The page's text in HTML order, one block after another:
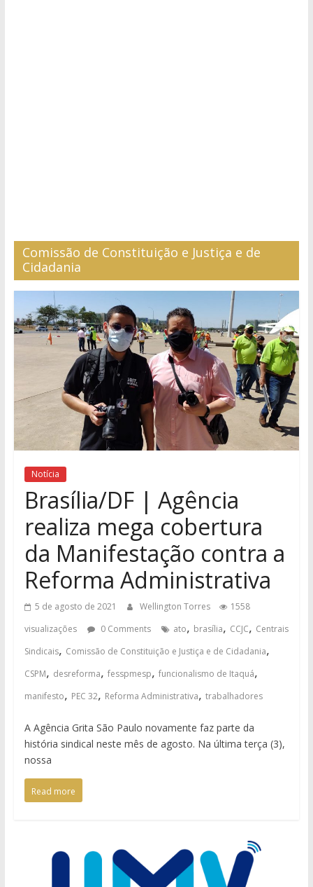
Comissão de Constituição e Justiça e de
Cidadania
Notícia
Brasília/DF | Agência
realiza mega cobertura
da Manifestação contra a
Reforma Administrativa
5 de agosto de 2021 Wellington Torres
1558
visualizações
0 Comments ato, brasília, CCJC, Centrais
Sindicais, Comissão de Constituição e Justiça e de Cidadania,
CSPM, desreforma, fesspmesp, funcionalismo de Itaquá,
manifesto, PEC 32, Reforma Administrativa, trabalhadores
A Agência Grita São Paulo novamente faz parte da
história sindical neste mês de agosto. Na última terça (3),
nossa
Read more